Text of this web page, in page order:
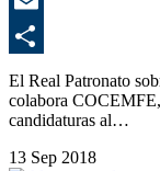
El Real Patronato
colabora
candidaturas al…
13 Sep 2018